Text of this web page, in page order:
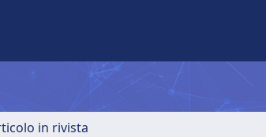
in rivista